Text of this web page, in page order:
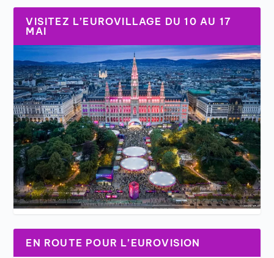
VISITEZ L’EUROVILLAGE DU 10 AU 17
MAI
EN ROUTE POUR L’EUROVISION